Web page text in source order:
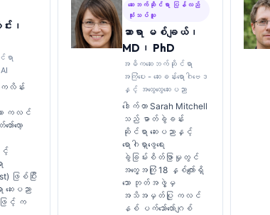
း၊
ရာ
ကလိန်း
ာ ကလင်
လော့
င့်
ဖြစ်ပြီး
ေးပညာ
ြင့် က
ဆေးဘက်ဆိုင်ရာ ပြန်လည်
သုံးသပ်သူ
ဆာရာ မစ်ချယ်၊
MD၊ PhD
အဓိကဆေးဘက်ဆိုင်ရာ
အကြံပေး - ဆေးခန်းရောဂါဗေဒ
နှင့် အထွေထွေဆေးပညာ
ဒေါက်တာ Sarah Mitchell
သည် ဓာတ်ခွဲခန်း
ဆိုင်ရာ ဆေးပညာနှင့်
ရောဂါရှာဖွေရေး
ခွဲခြမ်းစိတ်ဖြာမှုတွင်
အတွေ့အကြုံ 18 နှစ်ကျော်ရှိ
သော ဘုတ်အဖွဲ့မှ
အသိအမှတ်ပြု ကလင်
နစ် ပက်သော်လော်ဂျစ်